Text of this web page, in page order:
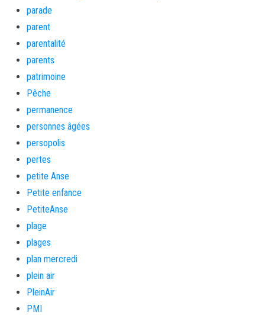
parade
parent
parentalité
parents
patrimoine
Pêche
permanence
personnes âgées
persopolis
pertes
petite Anse
Petite enfance
PetiteAnse
plage
plages
plan mercredi
plein air
PleinAir
PMI